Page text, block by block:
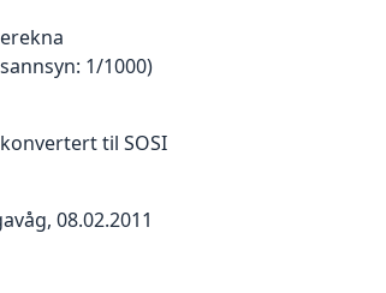
1/1000)
til SOSI
08.02.2011